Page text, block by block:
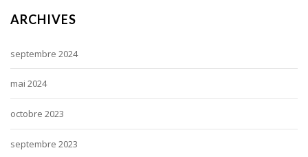
ARCHIVES
septembre 2024
mai 2024
octobre 2023
septembre 2023